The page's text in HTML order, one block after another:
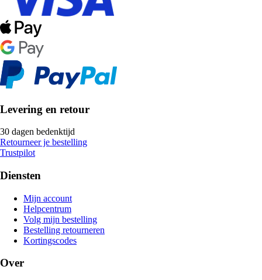
Levering en retour
30 dagen bedenktijd
Retourneer je bestelling
Trustpilot
Diensten
Mijn account
Helpcentrum
Volg mijn bestelling
Bestelling retourneren
Kortingscodes
Over